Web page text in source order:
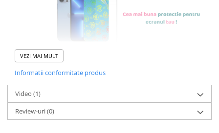
Foliile noastre sunt
aplicat chiar
tu.
VEZI MAI MULT
Informatii conformitate produs
Video (1)
Review-uri(0)